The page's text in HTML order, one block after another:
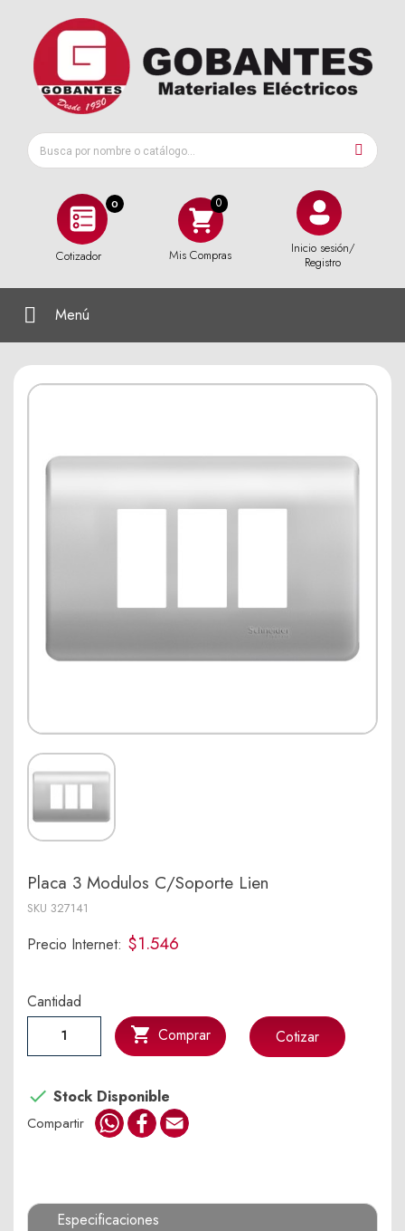
0
Cotizador Mis Compras
Inicio sesión/
Registro
Menú
Placa 3 Modulos C/Soporte Lien
SKU 327141
Precio Internet: $1.546
Cantidad
 Comprar
 Stock Disponible
Cotizar
Compartir WhatsApp
Facebook
Especificaciones